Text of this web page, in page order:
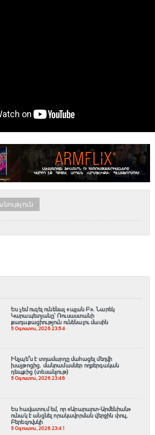
Ես չեմ ուզել ունենալ «պլան Բ»․ Նարեկ
Կարապետյանը՝ Ռուսաստանի
քաղաքացիություն ունենալու մասին
5 Օգոստոս, 2026 23:54
Ինչպե՞ս է տղամարդը մահացել մեղվի
խայթոցից. մանրամասներ ողբերգական
դեպքից (տեսանյութ)
5 Օգոստոս, 2026 23:46
Ես հավատում եմ, որ «Արարարտ-Արմենիան»
ունակ է անցնել որակավորման վերջին փուլ.
Բերեզովսկի
5 Օգոստոս, 2026 23:41